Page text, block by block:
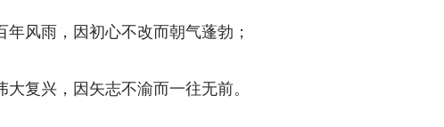
风雨，因初心不改而朝气蓬勃；
复兴，因矢志不渝而一往无前。